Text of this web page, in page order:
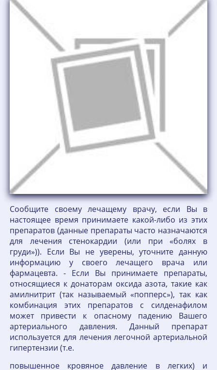
Сообщите своему лечащему врачу, если Вы в
настоящее время принимаете какой-либо из этих
препаратов (данные препараты часто назначаются
для лечения стенокардии (или при «болях в
груди»)). Если Вы не уверены, уточните данную
информацию у своего лечащего врача или
фармацевта. - Если Вы принимаете препараты,
относящиеся к донаторам оксида азота, такие как
амилнитрит (так называемый «попперс»), так как
комбинация этих препаратов с силденафилом
может привести к опасному падению Вашего
артериального давления. Данный препарат
используется для лечения легочной артериальной
гипертензии (т.е.
повышенное кровяное давление в легких) и